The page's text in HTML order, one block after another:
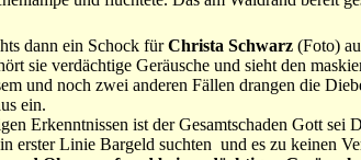
dann ein Schock fürChrista Schwarz (Foto)
sie verdächtige Geräusche und sieht den
und noch zwei anderen Fällen drangen die
ein.
Erkenntnissen ist der Gesamtschaden Gott sei
erster Linie Bargeld suchten und es zu keinen